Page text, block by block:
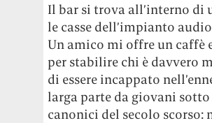
Il bar si trova all’interno di
le casse dell’impianto
Un amico mi offre un caffè
per stabilire chi è davvero
di essere incappato
larga parte da giovani
canonici del secolo scorso: